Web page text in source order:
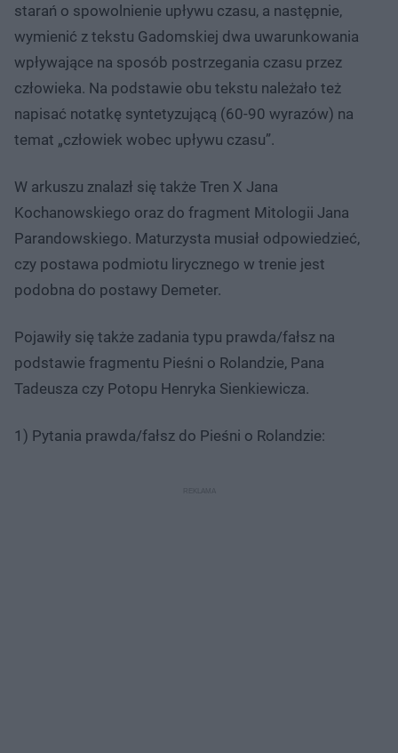
starań o spowolnienie upływu czasu, a następnie,
wymienić z tekstu Gadomskiej dwa uwarunkowania
wpływające na sposób postrzegania czasu przez
człowieka. Na podstawie obu tekstu należało też
napisać notatkę syntetyzującą (60-90 wyrazów) na
temat „człowiek wobec upływu czasu”.
W arkuszu znalazł się także Tren X Jana
Kochanowskiego oraz do fragment Mitologii Jana
Parandowskiego. Maturzysta musiał odpowiedzieć,
czy postawa podmiotu lirycznego w trenie jest
podobna do postawy Demeter.
Pojawiły się także zadania typu prawda/fałsz na
podstawie fragmentu Pieśni o Rolandzie, Pana
Tadeusza czy Potopu Henryka Sienkiewicza.
1) Pytania prawda/fałsz do Pieśni o Rolandzie: